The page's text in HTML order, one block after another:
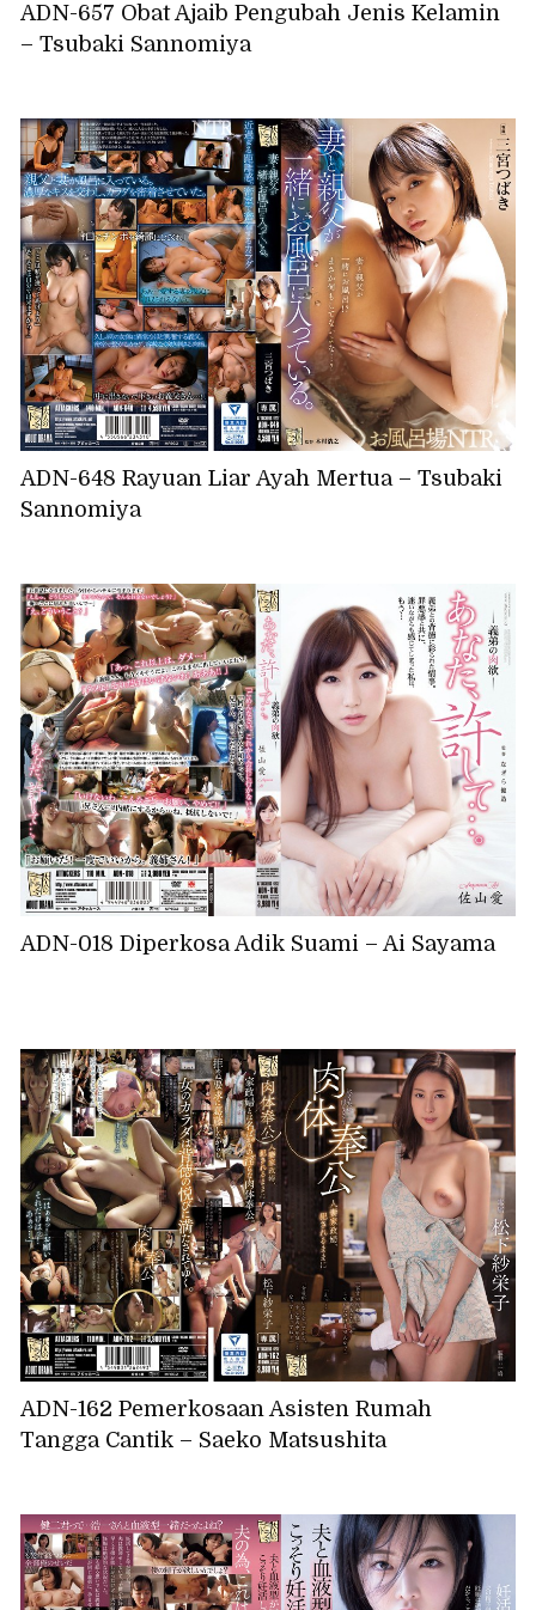
ADN-657 Obat Ajaib Pengubah Jenis Kelamin
– Tsubaki Sannomiya
ADN-648 Rayuan Liar Ayah Mertua – Tsubaki
Sannomiya
ADN-018 Diperkosa Adik Suami – Ai Sayama
ADN-162 Pemerkosaan Asisten Rumah
Tangga Cantik – Saeko Matsushita